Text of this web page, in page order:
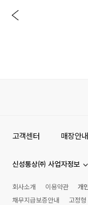
고객센터 매장안내
신성통상㈜ 사업자정보
회사소개 이용약관
개
채무지급보증안내
고정형